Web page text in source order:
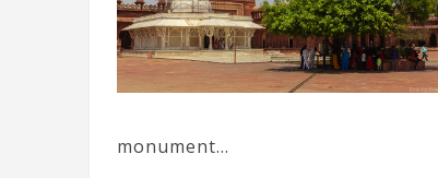
monument...